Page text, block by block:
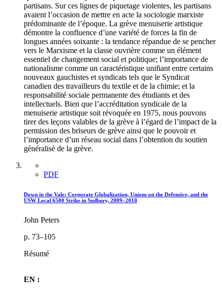
partisans. Sur ces lignes de piquetage violentes, les partisans
avaient l’occasion de mettre en acte la sociologie marxiste
prédominante de l’époque. La grève menuiserie artistique
démontre la confluence d’une variété de forces la fin de
longues années soixante : la tendance répandue de se pencher
vers le Marxisme et la classe ouvrière comme un élément
essentiel de changement social et politique; l’importance de
nationalisme comme un caractéristique unifiant entre certains
nouveaux gauchistes et syndicats tels que le Syndicat
canadien des travailleurs du textile et de la chimie; et la
responsabilité sociale permanente des étudiants et des
intellectuels. Bien que l’accréditation syndicale de la
menuiserie artistique soit révoquée en 1975, nous pouvons
tirer des leçons valables de la grève à l’égard de l’impact de la
permission des briseurs de grève ainsi que le pouvoir et
l’importance d’un réseau social dans l’obtention du soutien
généralisé de la grève.
PDF
Down in the Vale: Corporate Globalization, Unions on the Defensive, and the
USW Local 6500 Strike in Sudbury, 2009–2010
John Peters
p. 73–105
Résumé
EN :